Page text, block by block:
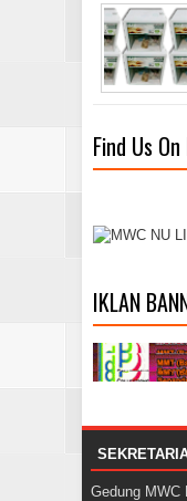
Find Us
IKLAN
Gedung MWC